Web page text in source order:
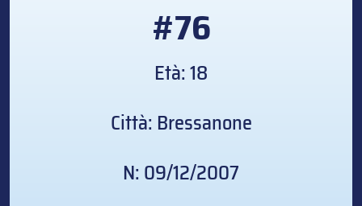
#76
Età: 18
Città: Bressanone
N: 09/12/2007